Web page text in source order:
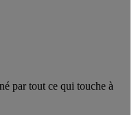
par tout ce qui touche à